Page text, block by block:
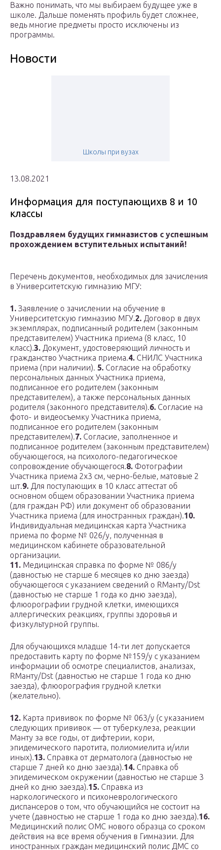
Важно понимать, что мы выбираем будущее уже в
школе. Дальше поменять профиль будет сложнее,
ведь многие предметы просто исключены из
программы.
Новости
Школы при вузах
13.08.2021
Информация для поступающихв 8 и 10
классы
Поздравляем будущих гимназистов с успешным
прохождением вступительных испытаний!
Перечень документов, необходимых для зачисления
в Университетскую гимназию МГУ:
1. Заявление о зачислении на обучение в
Университетскую гимназию МГУ.2. Договор в двух
экземплярах, подписанный родителем (законным
представителем) Участника приема (8 класс, 10
класс).3. Документ, удостоверяющий личность и
гражданство Участника приема.4. СНИЛС Участника
приема (при наличии). 5. Согласие на обработку
персональных данных Участника приема,
подписанное его родителем (законным
представителем), а также персональных данных
родителя (законного представителя).6. Согласие на
фото- и видеосъемку Участника приема,
подписанное его родителем (законным
представителем).7. Согласие, заполненное и
подписанное родителем (законным представителем)
обучающегося, на психолого-педагогическое
сопровождение обучающегося.8. Фотографии
Участника приема 2х3 см, черно-белые, матовые 2
шт.9. Для поступающих в 10 класс аттестат об
основном общем образовании Участника приема
(для граждан РФ) или документ об образовании
Участника приема (для иностранных граждан).10.
Индивидуальная медицинская карта Участника
приема по форме № 026/у, полученная в
медицинском кабинете образовательной
организации.
11. Медицинская справка по форме № 086/у
(давностью не старше 6 месяцев ко дню заезда)
обучающегося с указанием сведений о RМанту/Dst
(давностью не старше 1 года ко дню заезда),
флюорографии грудной клетки, имеющихся
аллергических реакциях, группы здоровья и
физкультурной группы.
Для обучающихся младше 14-ти лет допускается
предоставить карту по форме №159/у с указанием
информации об осмотре специалистов, анализах,
RМанту/Dst (давностью не старше 1 года ко дню
заезда), флюорография грудной клетки
(желательно).
12. Карта прививок по форме № 063/у (с указанием
следующих прививок — от туберкулеза, реакции
Манту за все годы, от дифтерии, кори,
эпидемического паротита, полиомиелита и/или
иных).13. Справка от дерматолога (давностью не
старше 7 дней ко дню заезда).14. Справка об
эпидемическом окружении (давностью не старше 3
дней ко дню заезда).15. Справка из
наркологического и психоневрологического
диспансеров о том, что обучающийся не состоит на
учете (давностью не старше 1 года ко дню заезда).16.
Медицинский полис ОМС нового образца со сроком
действия на все время обучения в Гимназии. Для
иностранных граждан медицинский полис ДМС со